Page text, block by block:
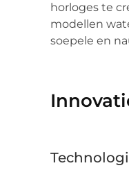
horloges te
modellen
soepele en